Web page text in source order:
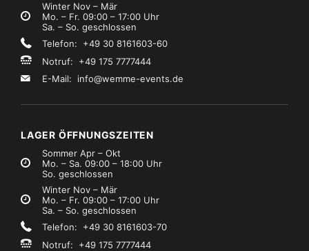
Winter Nov – Mär
Mo. – Fr. 09:00 – 17:00 Uhr
Sa. – So. geschlossen
Telefon: +49 30 8161603-60
Notruf: +49 175 7777444
E-Mail: info@wemme-events.de
LAGER ÖFFNUNGSZEITEN
Sommer Apr – Okt
Mo. – Sa. 09:00 – 18:00 Uhr
So. geschlossen
Winter Nov – Mär
Mo. – Fr. 09:00 – 17:00 Uhr
Sa. – So. geschlossen
Telefon: +49 30 8161603-70
Notruf: +49 175 7777444